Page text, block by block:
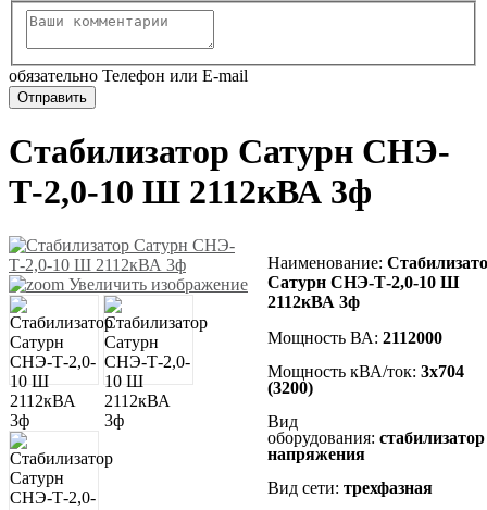
обязательно Телефон или E-mail
Стабилизатор Сатурн СНЭ-
Т-2,0-10 Ш 2112кВА 3ф
Увеличить изображение
Наименование:
Сатурн СНЭ-Т-2,0-10 Ш
2112кВА 3ф
Мощность ВА: 2112000
Мощность кВА/ток: 3х704
(3200)
Вид
оборудования: стабилизатор
напряжения
Вид сети: трехфазная